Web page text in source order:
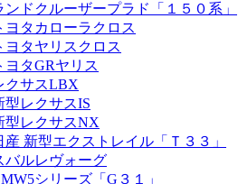
ンドクルーザープラド「１５０系」
ヨタカローラクロス
ヨタヤリスクロス
ヨタGRヤリス
クサスLBX
型レクサスIS
型レクサスNX
産 新型エクストレイル「Ｔ３３」
バルレヴォーグ
シリーズ「G３１」